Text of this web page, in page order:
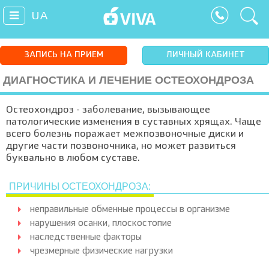
UA
ЗАПИСЬ НА ПРИЕМ ЛИЧНЫЙ КАБИНЕТ
ДИАГНОСТИКА И ЛЕЧЕНИЕ ОСТЕОХОНДРОЗА
Остеохондроз - заболевание, вызывающее
патологические изменения в суставных хрящах. Чаще
всего болезнь поражает межпозвоночные диски и
другие части позвоночника, но может развиться
буквально в любом суставе.
ПРИЧИНЫ ОСТЕОХОНДРОЗА:
неправильные обменные процессы в организме
нарушения осанки, плоскостопие
наследственные факторы
чрезмерные физические нагрузки